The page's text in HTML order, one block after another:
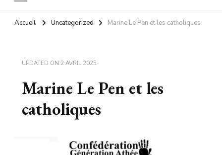
Accueil Uncategorized Marine Le Pen et les catholiques
UPDATED ON 2 AVRIL 2025
Marine Le Pen et les
catholiques